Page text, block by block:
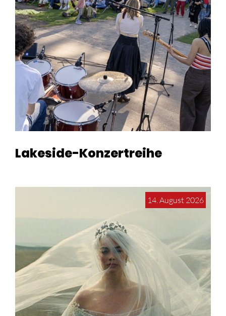
Lakeside-Konzertreihe
14. August 2026